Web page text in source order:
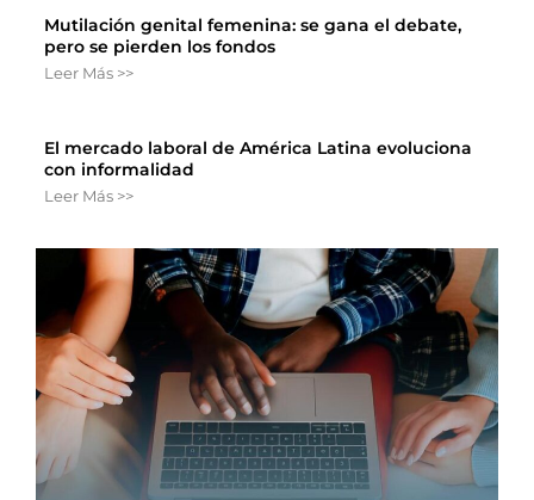
Mutilación genital femenina: se gana el debate,
pero se pierden los fondos
Leer Más >>
El mercado laboral de América Latina evoluciona
con informalidad
Leer Más >>